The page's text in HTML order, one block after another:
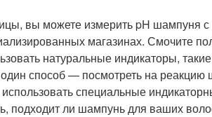
вы можете измерить pH шампуня
магазинах. Смочите
натуральные индикаторы,
способ — посмотреть на
специальные
подходит ли шампунь для ваших